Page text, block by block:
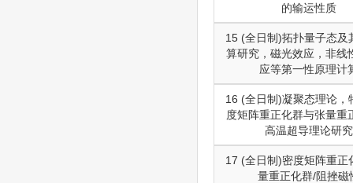
的输运性质
15 (全日制)拓扑量子态及
算研究，磁光效应，非线
应等第一性原理计
16 (全日制)凝聚态理论，
度矩阵重正化群与张量重
高温超导理论研究
17 (全日制)密度矩阵重正
量重正化群/阻挫磁